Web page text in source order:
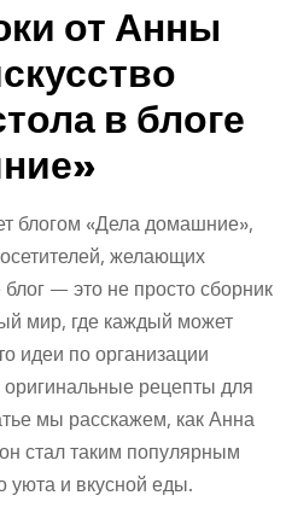
от Анны
в блоге
блогом «Дела домашние»,
желающих
— это не просто сборник
мир, где каждый может
идеи по организации
оригинальные рецепты для
мы расскажем, как Анна
стал таким популярным
уюта и вкусной еды.